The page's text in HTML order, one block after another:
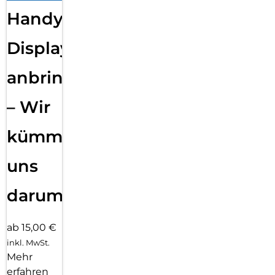
Handy
Displayfolie
anbringen
– Wir
kümmern
uns
darum!
ab 15,00 €
inkl. MwSt.
Mehr
erfahren